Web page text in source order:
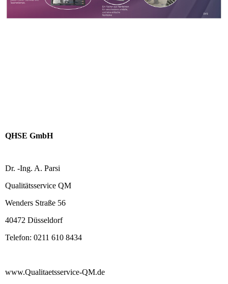
QHSE GmbH
Dr. -Ing. A. Parsi
Qualitätsservice QM
Wenders Straße 56
40472 Düsseldorf
Telefon: 0211 610 8434
www.Qualitaetsservice-QM.de